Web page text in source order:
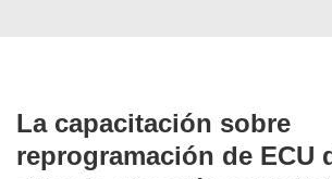
La capacitación sobre
reprogramación de ECU